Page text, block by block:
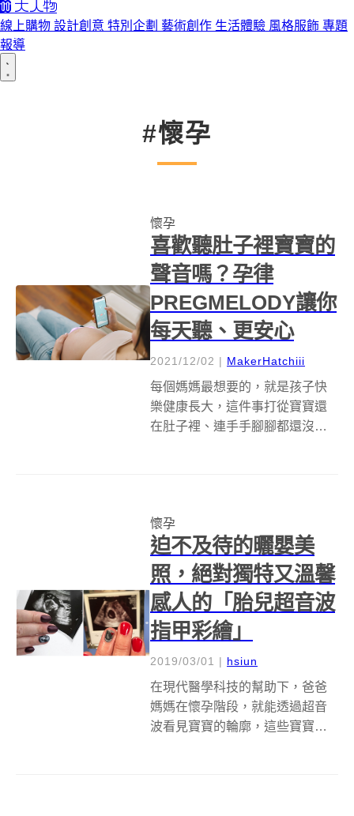
線上購物 設計創意 特別企劃 藝術創作 生活體驗 風格服飾 專題
報導
#懷孕
懷孕
喜歡聽肚子裡寶寶的
聲音嗎？孕律
PREGMELODY讓你
每天聽、更安心
2021/12/02 | MakerHatchiii
每個媽媽最想要的，就是孩子快
樂健康長大，這件事打從寶寶還
在肚子裡、連手手腳腳都還沒長
翼。 寶寶還在媽媽身體裡尚未出
生的時候，看不...
懷孕
迫不及待的曬嬰美
照，絕對獨特又溫馨
感人的「胎兒超音波
指甲彩繪」
2019/03/01 | hsiun
在現代醫學科技的幫助下，爸爸
媽媽在懷孕階段，就能透過超音
波看見寶寶的輪廓，這些寶寶們